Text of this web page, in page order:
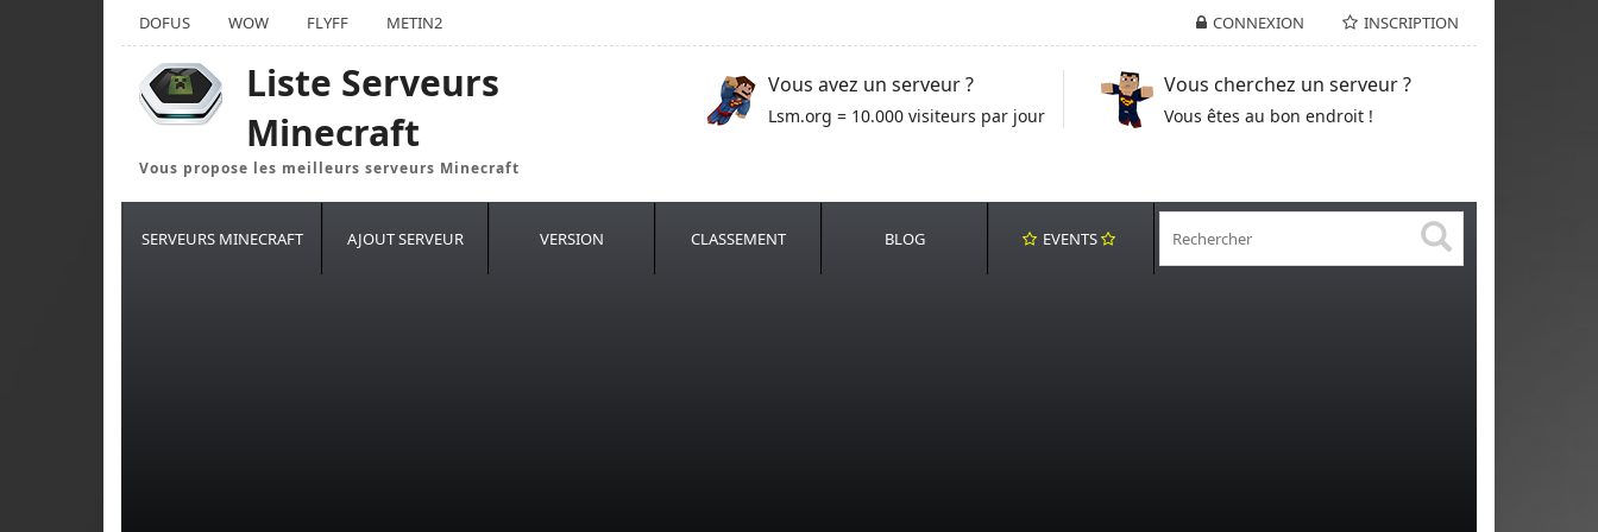
CONNEXION INSCRIPTION
DOFUS WOW FLYFF METIN2
Liste Serveurs
Minecraft
Vous propose les meilleurs serveurs Minecraft
Vous avez un serveur ?
Lsm.org = 10.000 visiteurs par jour
Vous cherchez un serveur ?
Vous êtes au bon endroit !
SERVEURS MINECRAFT AJOUT SERVEUR VERSION CLASSEMENT BLOG EVENTS